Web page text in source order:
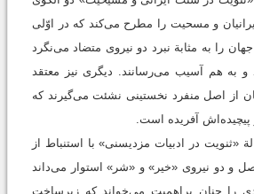
و مسحیت را مطرح می‌کند که در اوّلی‌
را به مثابة نبرد دو نیروی متضاد می‌نگرد
و به هم آسیب می‌رسانند. دیگری نیز معتقد
از اصل منفرد نخستینی نشئت می‌گیرند که
پیچیده‌اش آفریده است.
در مقالة «ثنویت در ادبیات مزدیسنی» با استنباط از
و دو نیروی «خیر» و «شر» استوار می‌داند
را چنان پراهمیت می‌خواند که زیرساخت